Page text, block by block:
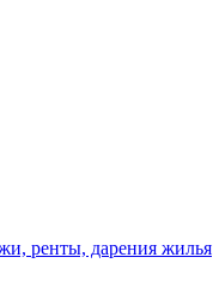
ренты, дарения жилья